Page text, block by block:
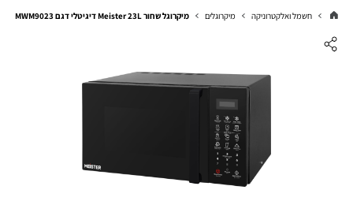
חשמל ואלקטרוניקה מיקרוגלים מיקרוגל שחור Meister 23L דיגיטלי דגם MWM9023